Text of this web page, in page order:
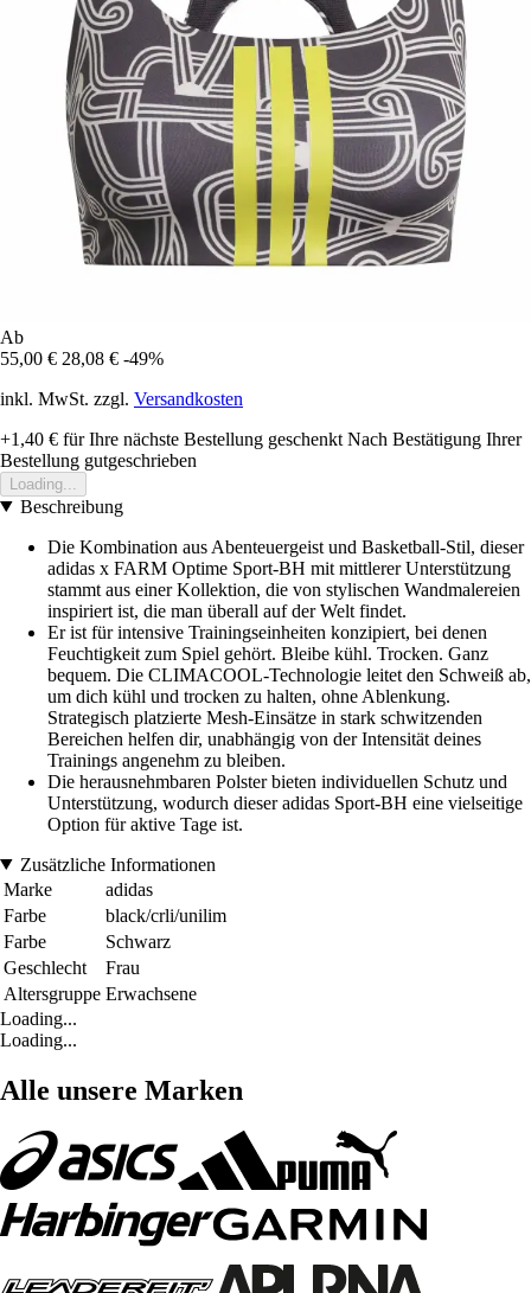
Ab
55,00 € 28,08 € -49%
inkl. MwSt. zzgl. Versandkosten
+1,40 € für Ihre nächste Bestellung geschenkt Nach Bestätigung Ihrer
Bestellung gutgeschrieben
Loading...
Beschreibung
Die Kombination aus Abenteuergeist und Basketball-Stil, dieser
adidas x FARM Optime Sport-BH mit mittlerer Unterstützung
stammt aus einer Kollektion, die von stylischen Wandmalereien
inspiriert ist, die man überall auf der Welt findet.
Er ist für intensive Trainingseinheiten konzipiert, bei denen
Feuchtigkeit zum Spiel gehört. Bleibe kühl. Trocken. Ganz
bequem. Die CLIMACOOL-Technologie leitet den Schweiß ab,
um dich kühl und trocken zu halten, ohne Ablenkung.
Strategisch platzierte Mesh-Einsätze in stark schwitzenden
Bereichen helfen dir, unabhängig von der Intensität deines
Trainings angenehm zu bleiben.
Die herausnehmbaren Polster bieten individuellen Schutz und
Unterstützung, wodurch dieser adidas Sport-BH eine vielseitige
Option für aktive Tage ist.
Zusätzliche Informationen
Marke
adidas
Farbe
black/crli/unilim
Farbe
Schwarz
Geschlecht
Frau
Altersgruppe Erwachsene
Loading...
Loading...
Alle unsere Marken